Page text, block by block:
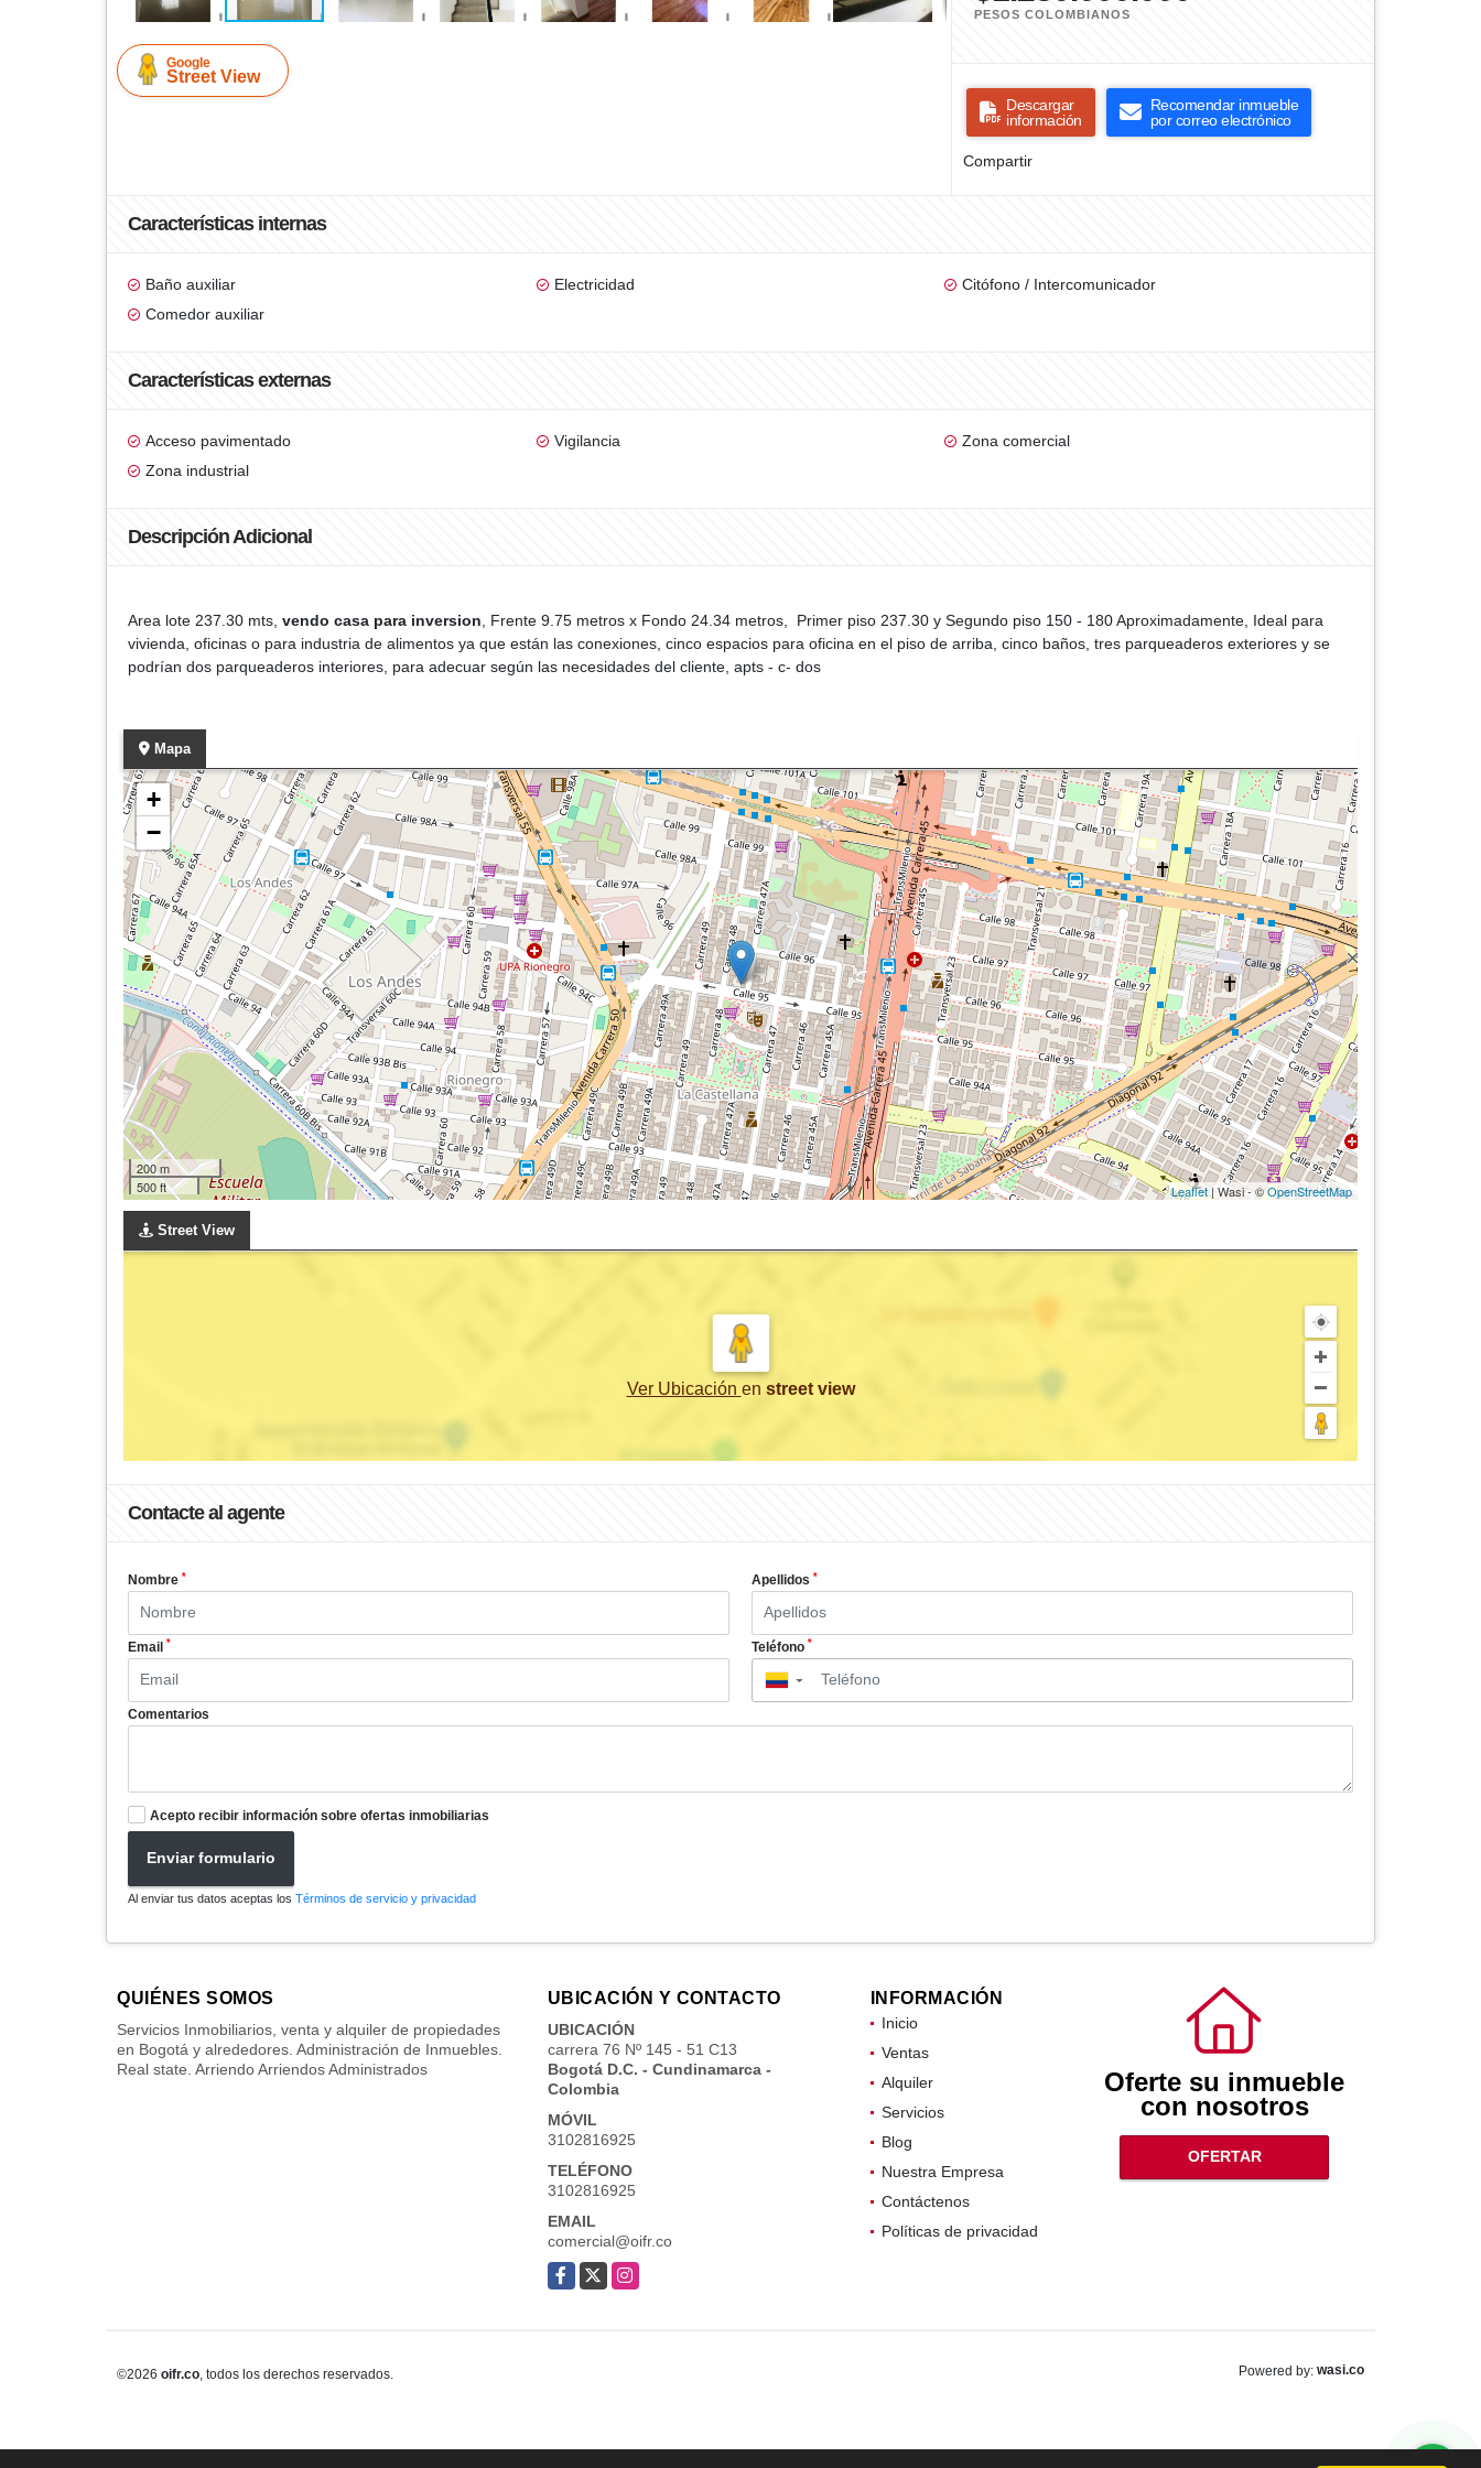
Google
Street View
PESOS COLOMBIANOS
Descargar
información
Recomendar inmueble
por correo electrónico
Compartir
Características internas
Baño auxiliar Electricidad
Citófono / Intercomunicador
Comedor auxiliar
Características externas
Acceso pavimentado Vigilancia
Zona comercial
Zona industrial
Descripción Adicional
Area lote 237.30 mts, vendo casa para inversion , Frente 9.75 metros x Fondo 24.34 metros, Primer piso 237.30 y Segundo piso 150 - 180 Aproximadamente, Ideal para
vivienda, oficinas o para industria de alimentos ya que están las conexiones, cinco espacios para oficina en el piso de arriba, cinco baños, tres parqueaderos exteriores y se
podrían dos parqueaderos interiores, para adecuar según las necesidades del cliente, apts - c- dos
Mapa
+
−
200 m
500 ft
Leaflet| Wasi - ©OpenStreetMap
Street View
Ver Ubicación en street view
Contacte al agente
Nombre * Apellidos *
Email * Teléfono *
▼
Comentarios
Acepto recibir información sobre ofertas inmobiliarias
Enviar formulario
Al enviar tus datos aceptas los Términos de servicio y privacidad
QUIÉNES SOMOS
Servicios Inmobiliarios, venta y alquiler de propiedades
en Bogotá y alrededores. Administración de Inmuebles.
Real state. Arriendo Arriendos Administrados
UBICACIÓN Y CONTACTO
UBICACIÓN
carrera 76 Nº 145 - 51 C13
Bogotá D.C. - Cundinamarca -
Colombia
MÓVIL
3102816925
TELÉFONO
3102816925
EMAIL
comercial@oifr.co
Facebook
X Instagram
INFORMACIÓN
Inicio
Ventas
Alquiler
Servicios
Blog
Nuestra Empresa
Contáctenos
Políticas de privacidad
Oferte su inmueble
con nosotros
OFERTAR
©2026 oifr.co, todos los derechos reservados. Powered by: wasi.co